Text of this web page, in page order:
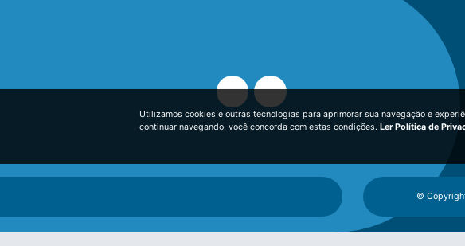
©
Utilizamos cookies e outras tecnologias para aprimorar sua navegação e
continuar navegando, você concorda com estas condições. Ler Política de